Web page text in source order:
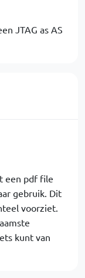
JTAG as AS
een pdf file
gebruik. Dit
voorziet.
kunt van